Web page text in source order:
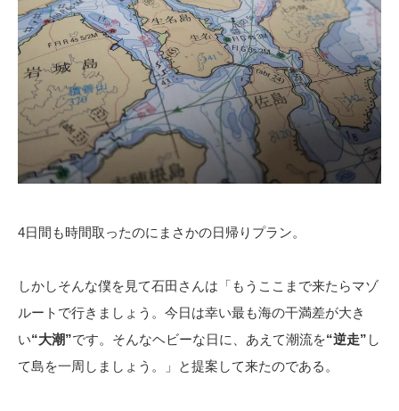
4日間も時間取ったのにまさかの日帰りプラン。
しかしそんな僕を見て石田さんは「もうここまで来たらマゾ
ルートで行きましょう。今日は幸い最も海の干満差が大き
い“大潮”です。そんなヘビーな日に、あえて潮流を“逆走” し
て島を一周しましょう。」と提案して来たのである。